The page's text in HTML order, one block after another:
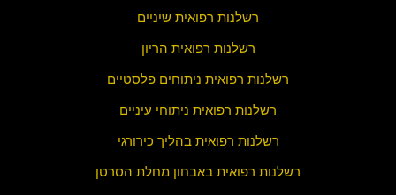
רשלנות רפואית שיניים
רשלנות רפואית הריון
רשלנות רפואית ניתוחים פלסטיים
רשלנות רפואית ניתוחי עיניים
רשלנות רפואית בהליך כירורגי
רשלנות רפואית באבחון מחלת הסרטן